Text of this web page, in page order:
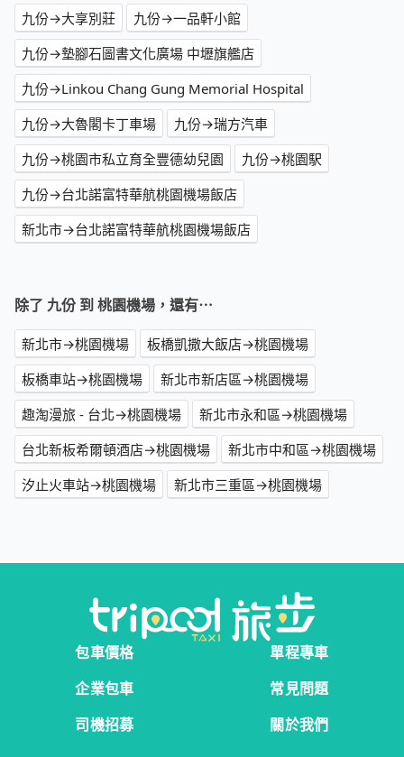
九份→大享別莊
九份→一品軒小館
九份→墊腳石圖書文化廣場 中壢旗艦店
九份→Linkou Chang Gung Memorial Hospital
九份→大魯閣卡丁車場
九份→瑞方汽車
九份→桃園市私立育全豐德幼兒園
九份→桃園駅
九份→台北諾富特華航桃園機場飯店
新北市→台北諾富特華航桃園機場飯店
除了 九份 到 桃園機場，還有⋯
新北市→桃園機場
板橋凱撒大飯店→桃園機場
板橋車站→桃園機場
新北市新店區→桃園機場
趣淘漫旅 - 台北→桃園機場
新北市永和區→桃園機場
台北新板希爾頓酒店→桃園機場
新北市中和區→桃園機場
汐止火車站→桃園機場
新北市三重區→桃園機場
包車價格
單程專車
企業包車
常見問題
司機招募
關於我們